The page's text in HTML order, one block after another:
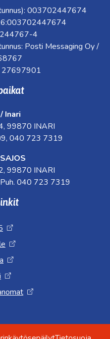
003702447674
4
Posti Messaging Oy /
27697901
Inari
99870 INARI
040 723 7319
99870 INARI
040 723 7319